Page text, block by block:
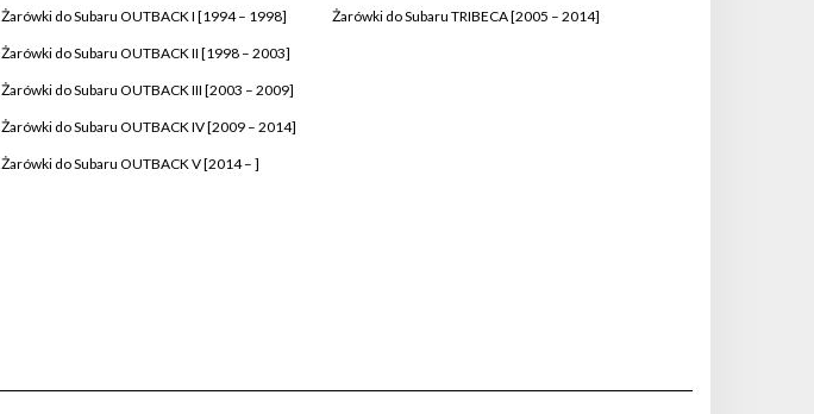
Żarówki do Subaru OUTBACK I [1994 – 1998]
Żarówki do Subaru OUTBACK II [1998 – 2003]
Żarówki do Subaru OUTBACK III [2003 – 2009]
Żarówki do Subaru OUTBACK IV [2009 – 2014]
Żarówki do Subaru OUTBACK V [2014 – ]
Żarówki do Subaru TRIBECA [2005 – 2014]